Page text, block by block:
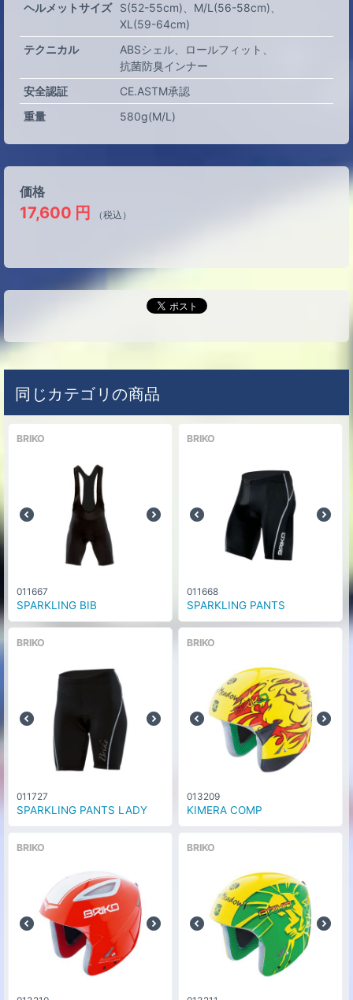
ヘルメットサイズ S(52-55cm)
M/L(56-58cm)
XL(59-64cm)
テクニカル
ABSシェル
ロールフィット
抗菌防臭インナー
安全認証
CE.ASTM承認
重量
580g(M/L)
価格
17,600 円 （税込）
同じカテゴリの商品
BRIKO
011667
SPARKLING BIB
BRIKO
011668
SPARKLING PANTS
BRIKO
011727
SPARKLING PANTS LADY
BRIKO
013209
KIMERA COMP
BRIKO BRIKO